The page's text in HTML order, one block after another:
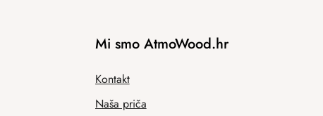
Mi smo AtmoWood.hr
Kontakt
Naša priča